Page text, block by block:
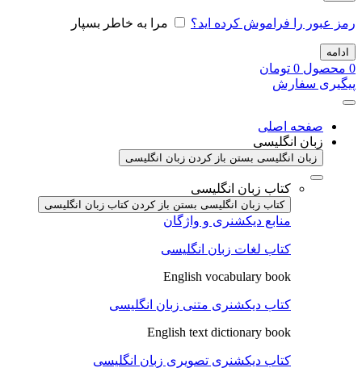
رمز عبور را فراموش کرده اید؟ مرا به خاطر بسپار
ادامه
0 محصول 0 تومان
پیگیری سفارش
صفحه اصلی
زبان انگلیسی
زبان انگلیسی بستن باز کردن زبان انگلیسی
کتاب زبان انگلیسی
کتاب زبان انگلیسی بستن باز کردن کتاب زبان انگلیسی
منابع دیکشنری و واژگان
کتاب لغات زبان انگلیسی
English vocabulary book
کتاب دیکشنری متنی زبان انگلیسی
English text dictionary book
کتاب دیکشنری تصویری زبان انگلیسی